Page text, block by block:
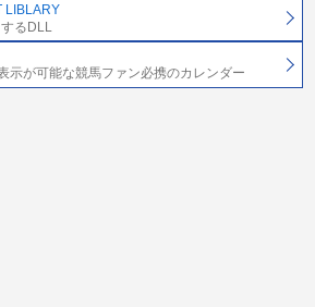
LIBLARY
るDLL
示が可能な競馬ファン必携のカレンダー